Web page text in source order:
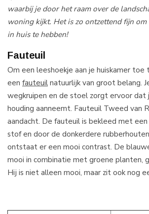
waarbij je door het raam over de
woning kijkt. Het is zo ontzettend fijn om
in huis te hebben!
Fauteuil
Om een leeshoekje aan je huiskamer toe
een fauteuilnatuurlijk van groot belang.
wegkruipen en de stoel zorgt ervoor dat
houding aanneemt. Fauteuil Tweed van
aandacht. De fauteuil is bekleed met
stof en door de donkerdere
ontstaat er een mooi contrast. De
mooi in combinatie met groene planten,
Hij is niet alleen mooi, maar zit ook nog